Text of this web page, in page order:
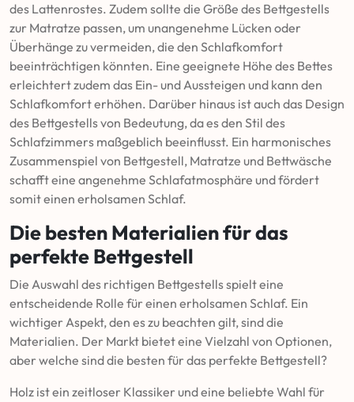
des Lattenrostes. Zudem sollte die Größe des Bettgestells
zur Matratze passen, um unangenehme Lücken oder
Überhänge zu vermeiden, die den Schlafkomfort
beeinträchtigen könnten. Eine geeignete Höhe des Bettes
erleichtert zudem das Ein- und Aussteigen und kann den
Schlafkomfort erhöhen. Darüber hinaus ist auch das Design
des Bettgestells von Bedeutung, da es den Stil des
Schlafzimmers maßgeblich beeinflusst. Ein harmonisches
Zusammenspiel von Bettgestell, Matratze und Bettwäsche
schafft eine angenehme Schlafatmosphäre und fördert
somit einen erholsamen Schlaf.
Die besten Materialien für das
perfekte Bettgestell
Die Auswahl des richtigen Bettgestells spielt eine
entscheidende Rolle für einen erholsamen Schlaf. Ein
wichtiger Aspekt, den es zu beachten gilt, sind die
Materialien. Der Markt bietet eine Vielzahl von Optionen,
aber welche sind die besten für das perfekte Bettgestell?
Holz ist ein zeitloser Klassiker und eine beliebte Wahl für